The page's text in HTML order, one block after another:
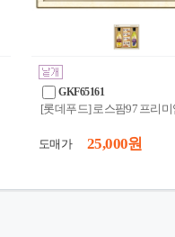
GKF65161
[롯데푸드] 로스팜97 프리미
도매가 25,000 원